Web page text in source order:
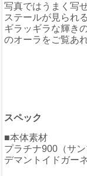
写真ではうまく写
ステールが見られ
ギラッギラな輝き
のオーラをご覧あれ
スペック
■本体素材
プラチナ900（サン
デマントイドガー